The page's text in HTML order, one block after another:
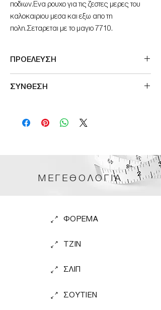
ποδιων.Ενα ρουχο για τις ζεστες μερες του
καλοκαιριου μεσα και εξω απο τη
πολη.Σεταρεται με το μαγιο 7710.
ΠΡΟΕΛΕΥΣΗ
ΣΥΝΘΕΣΗ
ΜΕΓΕΘΟΛΟΓΙΑ
ΦΟΡΕΜΑ
TZIN
ΣΛΙΠ
ΣΟΥΤΙΕΝ